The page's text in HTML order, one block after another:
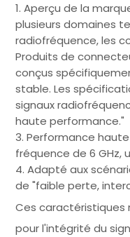
1. Aperçu de la
plusieurs domaines
radiofréquence, les
Produits de
conçus
stable. Les
signaux
haute performance."
3. Performance
fréquence de 6 GHz,
4. Adapté aux
de "faible perte,
Ces caractéristiques
pour l'intégrité du